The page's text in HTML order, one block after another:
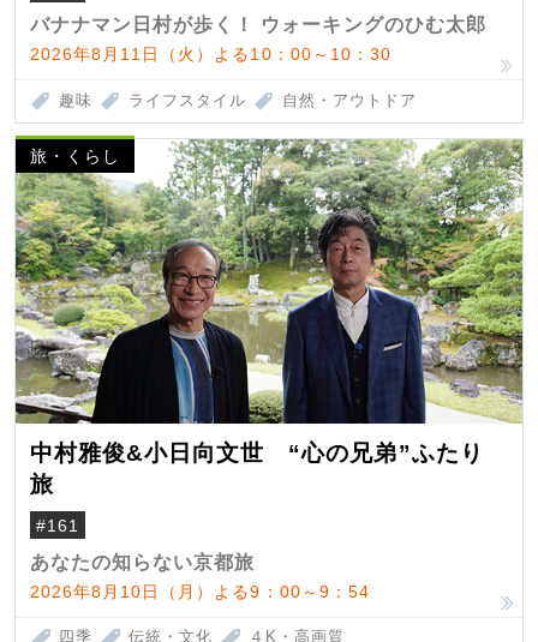
バナナマン日村が歩く！ ウォーキングのひむ太郎
2026年8月11日（火）よる10：00～10：30
趣味 ライフスタイル 自然・アウトドア
旅・くらし
中村雅俊&小日向文世 “心の兄弟”ふたり
旅
#161
あなたの知らない京都旅
2026年8月10日（月）よる9：00～9：54
四季 伝統・文化 ４K・高画質